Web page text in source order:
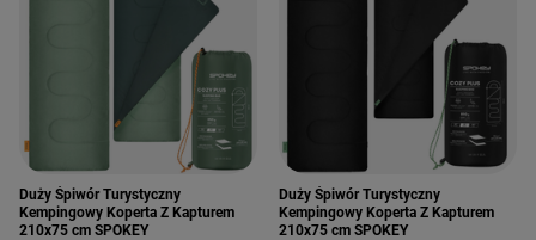
Duży Śpiwór Turystyczny
Kempingowy Koperta Z Kapturem
210x75 cm SPOKEY
Duży Śpiwór Turystyczny
Kempingowy Koperta Z Kapturem
210x75 cm SPOKEY